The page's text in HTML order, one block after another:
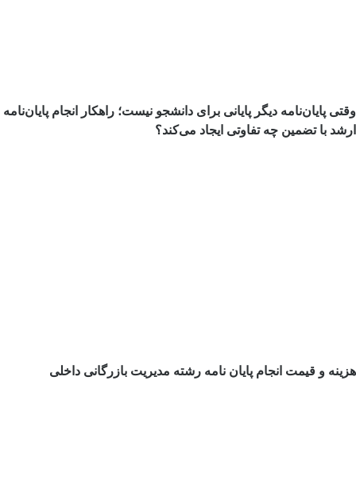
وقتی پایان‌نامه دیگر پایانی برای دانشجو نیست؛ راهکار انجام پایان‌نامه
ارشد با تضمین چه تفاوتی ایجاد می‌کند؟
هزینه و قیمت انجام پایان نامه رشته مدیریت بازرگانی داخلی